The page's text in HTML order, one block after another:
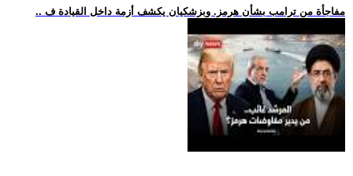
.. مفاجأة من ترامب بشأن هرمز. وبزشكيان يكشف أزمة داخل القيادة ف